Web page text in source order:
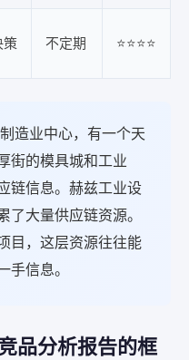
策 不定期 ⭐⭐⭐⭐
造业中心，有一个天
的模具城和工业
链信息。赫兹工业设
大量供应链资源。
目，这层资源往往能
信息。
品分析报告的框